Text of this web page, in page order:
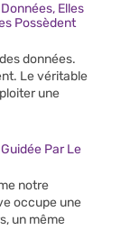
Elles
Possèdent
données.
Le véritable
une
Par Le
notre
occupe une
un même